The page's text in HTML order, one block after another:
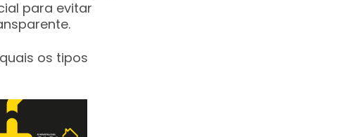
para evitar
os tipos